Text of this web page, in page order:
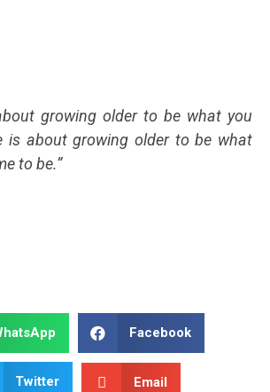
growing older to be what you
is about growing older to be what
to be.”
Facebook
Twitter Email